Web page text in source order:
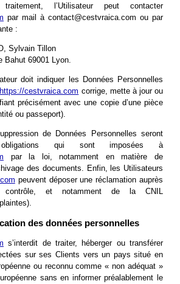
l’Utilisateur peut contacter
par mail à contact@cestvraica.com ou par
:
Sylvain Tillon
Bahut 69001 Lyon.
doit indiquer les Données Personnelles
https://cestvraica.com corrige, mette à jour ou
précisément avec une copie d’une pièce
ou passeport).
de Données Personnelles seront
qui sont imposées à
par la loi, notamment en matière de
des documents. Enfin, les Utilisateurs
peuvent déposer une réclamation auprès
et notamment de la CNIL
des données personnelles
s’interdit de traiter, héberger ou transférer
sur ses Clients vers un pays situé en
ou reconnu comme « non adéquat »
sans en informer préalablement le